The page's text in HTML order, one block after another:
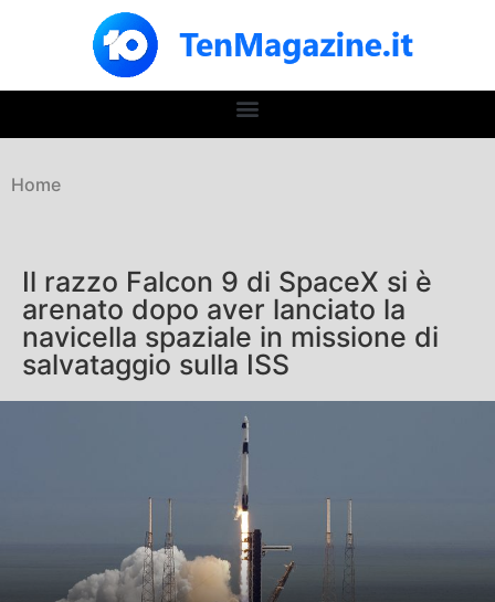
Home
Il razzo Falcon 9 di SpaceX si è
arenato dopo aver lanciato la
navicella spaziale in missione di
salvataggio sulla ISS